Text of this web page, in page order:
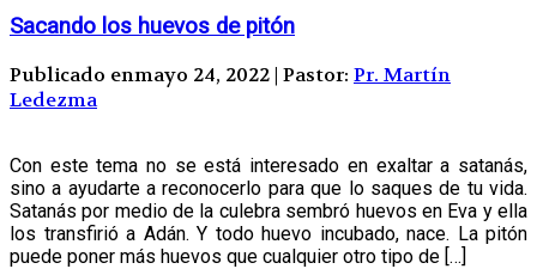
Sacando los huevos de pitón
Publicado enmayo 24, 2022 | Pastor: Pr. Martín
Ledezma
Con este tema no se está interesado en exaltar a satanás,
sino a ayudarte a reconocerlo para que lo saques de tu vida.
Satanás por medio de la culebra sembró huevos en Eva y ella
los transfirió a Adán. Y todo huevo incubado, nace. La pitón
puede poner más huevos que cualquier otro tipo de […]